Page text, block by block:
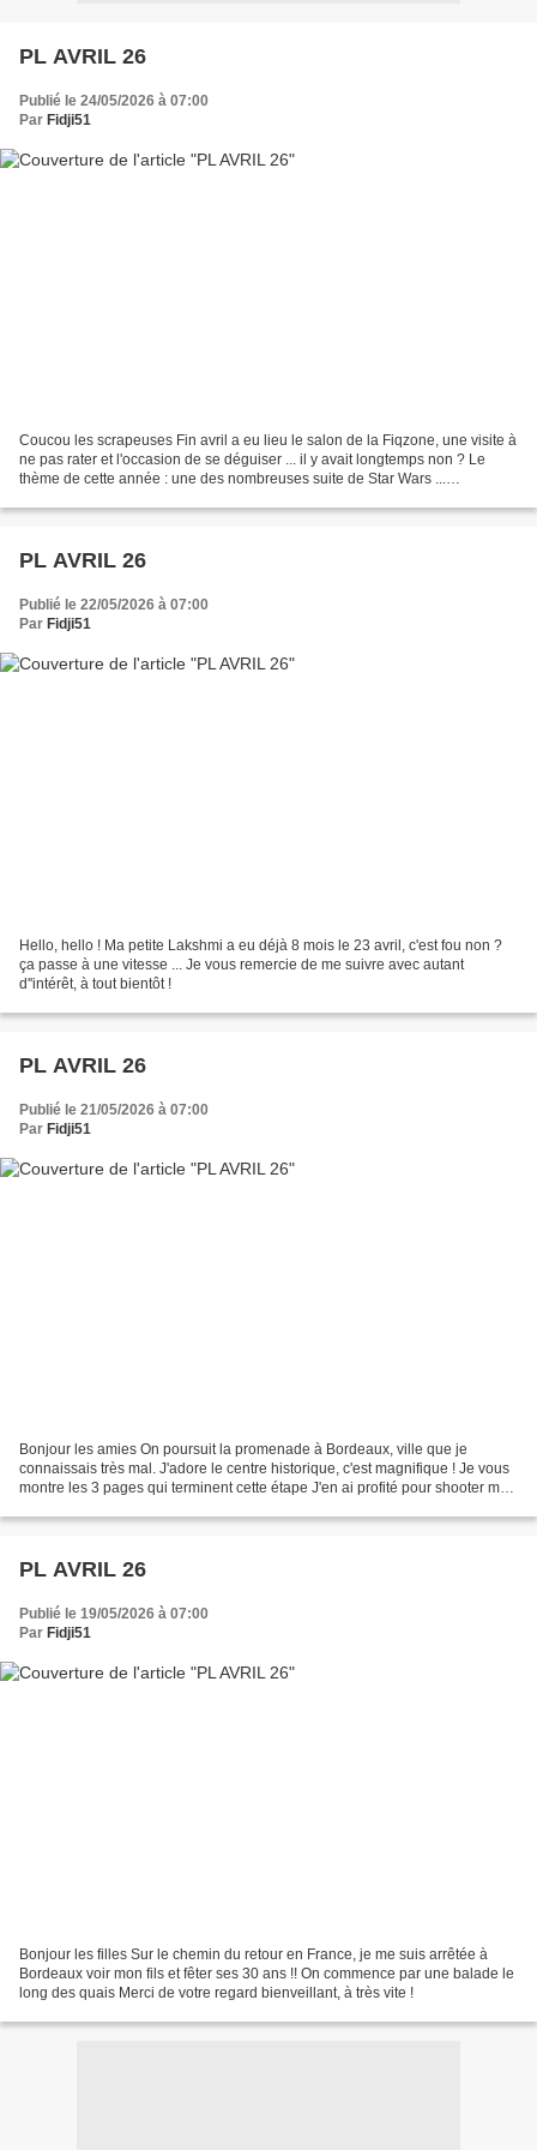
PL AVRIL 26
Publié le 24/05/2026 à 07:00
Par Fidji51
Coucou les scrapeuses Fin avril a eu lieu le salon de la Fiqzone, une visite à
ne pas rater et l'occasion de se déguiser ... il y avait longtemps non ? Le
thème de cette année : une des nombreuses suite de Star Wars ...
PL AVRIL 26
Publié le 22/05/2026 à 07:00
Par Fidji51
Hello, hello ! Ma petite Lakshmi a eu déjà 8 mois le 23 avril, c'est fou non ?
ça passe à une vitesse ... Je vous remercie de me suivre avec autant
d''intérêt, à tout bientôt !
PL AVRIL 26
Publié le 21/05/2026 à 07:00
Par Fidji51
Bonjour les amies On poursuit la promenade à Bordeaux, ville que je
connaissais très mal. J'adore le centre historique, c'est magnifique ! Je vous
montre les 3 pages qui terminent cette étape J'en ai profité pour shooter mes
PL AVRIL 26
Publié le 19/05/2026 à 07:00
Par Fidji51
Bonjour les filles Sur le chemin du retour en France, je me suis arrêtée à
Bordeaux voir mon fils et fêter ses 30 ans !! On commence par une balade le
long des quais Merci de votre regard bienveillant, à très vite !